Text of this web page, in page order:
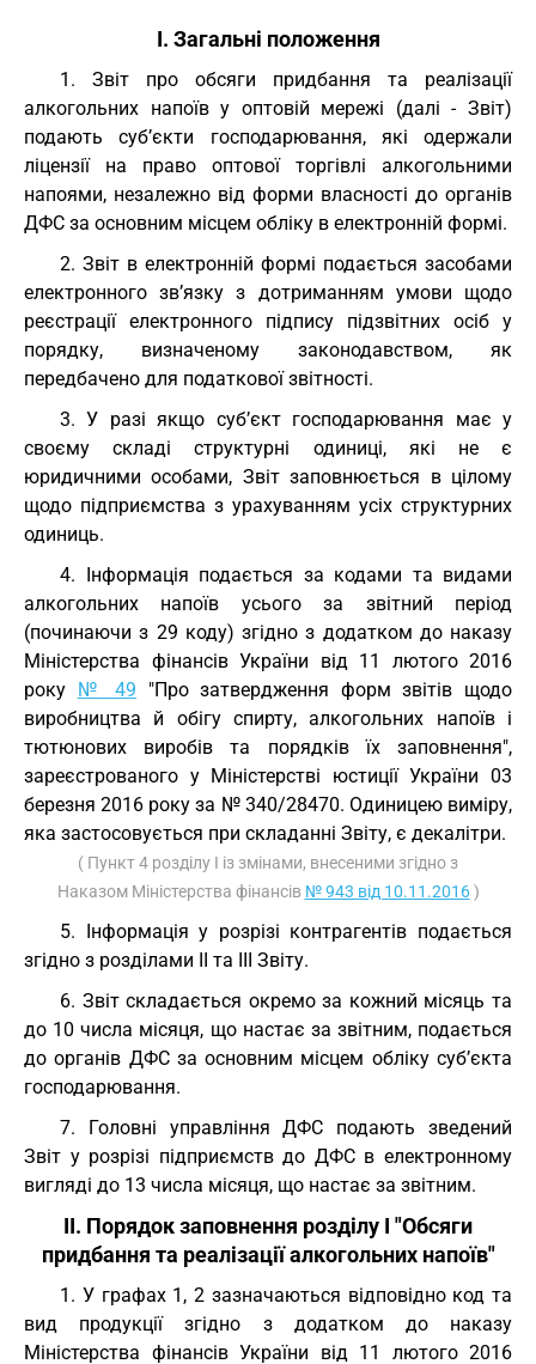
І. Загальні положення
1. Звіт про обсяги придбання та реалізації
алкогольних напоїв у оптовій мережі (далі - Звіт)
подають суб’єкти господарювання, які одержали
ліцензії на право оптової торгівлі алкогольними
напоями, незалежно від форми власності до органів
ДФС за основним місцем обліку в електронній формі.
2. Звіт в електронній формі подається засобами
електронного зв’язку з дотриманням умови щодо
реєстрації електронного підпису підзвітних осіб у
порядку, визначеному законодавством, як
передбачено для податкової звітності.
3. У разі якщо суб’єкт господарювання має у
своєму складі структурні одиниці, які не є
юридичними особами, Звіт заповнюється в цілому
щодо підприємства з урахуванням усіх структурних
одиниць.
4. Інформація подається за кодами та видами
алкогольних напоїв усього за звітний період
(починаючи з 29 коду) згідно з додатком до наказу
Міністерства фінансів України від 11 лютого 2016
року № 49 "Про затвердження форм звітів щодо
виробництва й обігу спирту, алкогольних напоїв і
тютюнових виробів та порядків їх заповнення",
зареєстрованого у Міністерстві юстиції України 03
березня 2016 року за № 340/28470. Одиницею виміру,
яка застосовується при складанні Звіту, є декалітри.
( Пункт 4 розділу I із змінами, внесеними згідно з
Наказом Міністерства фінансів № 943 від 10.11.2016)
5. Інформація у розрізі контрагентів подається
згідно з розділами ІІ та ІІІ Звіту.
6. Звіт складається окремо за кожний місяць та
до 10 числа місяця, що настає за звітним, подається
до органів ДФС за основним місцем обліку суб’єкта
господарювання.
7. Головні управління ДФС подають зведений
Звіт у розрізі підприємств до ДФС в електронному
вигляді до 13 числа місяця, що настає за звітним.
ІІ. Порядок заповнення розділу І "Обсяги
придбання та реалізації алкогольних напоїв"
1. У графах 1, 2 зазначаються відповідно код та
вид продукції згідно з додатком до наказу
Міністерства фінансів України від 11 лютого 2016